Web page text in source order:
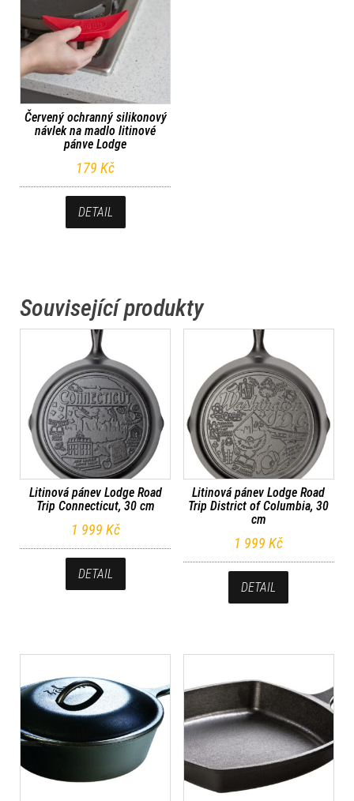
Červený ochranný silikonový
návlek na madlo litinové
pánve Lodge
179Kč
DETAIL
Související produkty
Litinová pánev Lodge Road
Trip Connecticut, 30 cm
1 999 Kč
DETAIL
Litinová pánev Lodge Road
Trip District of Columbia, 30
cm
1 999Kč
DETAIL